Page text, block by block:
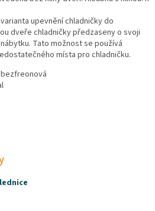
upevnění chladničky do
dveře chladničky předzaseny o svoji
Tato možnost se používá
místa pro chladničku.